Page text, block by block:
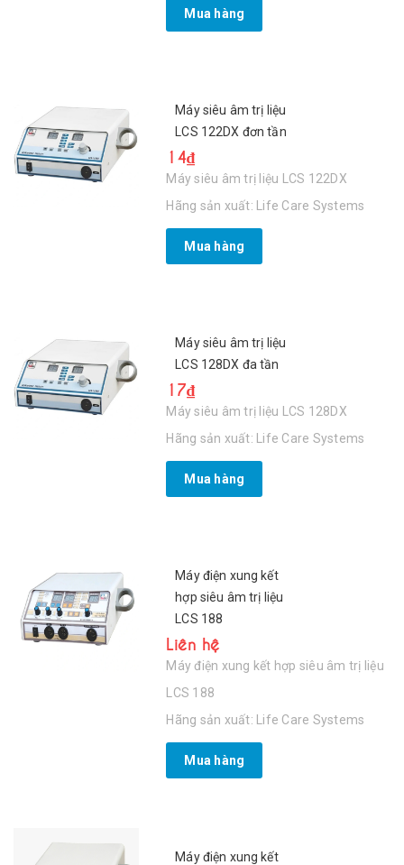
Mua hàng
Máy siêu âm trị liệu
LCS 122DX đơn tần
14₫
Máy siêu âm trị liệu LCS 122DX
Hãng sản xuất: Life Care Systems
Mua hàng
Máy siêu âm trị liệu
LCS 128DX đa tần
17₫
Máy siêu âm trị liệu LCS 128DX
Hãng sản xuất: Life Care Systems
Mua hàng
Máy điện xung kết
hợp siêu âm trị liệu
LCS 188
Liên hệ
Máy điện xung kết hợp siêu âm trị liệu
LCS 188
Hãng sản xuất: Life Care Systems
Mua hàng
Máy điện xung kết